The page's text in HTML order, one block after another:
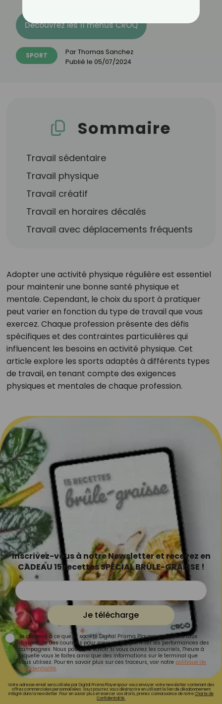
Découvrez les 11 menus CROQ
SPORT ParThomas Sanchez
Publié le 05/07/2024
Sommaire
Travail sédentaire
Travail physique
Travail créatif
Travail en horaires décalés
Travail avec déplacements fréquents
Adopter une activité physique régulière est essentiel
pour maintenir une bonne santé physique et
mentale. Cependant, le choix du sport à pratiquer
peut varier en fonction du type de travail que vous
exercez. Chaque profession présente des défis
spécifiques et des contraintes particulières qui
influencent les besoins en activité physique. Cet
article explore les sports adaptés à différents types
de travail, en tenant compte des exigences
physiques et mentales de chaque profession.
Inscrivez-vous à notre Newsletter et recevez en
CADEAU 15 recettes SPÉCIAL BRÛLE-GRAISSE !
Je télécharge
Je consens à ce que la société Digital Prisma Players analyse le taux
d'ouverture des courriels pour mesurer et optimiser les performances des
campagnes. Nous pourrons savoir si vous ouvrez les courriels, l'heure à
laquelle vous le faites ainsi que des informations sur le terminal que
vous utilisez. Pour en savoir plus sur ces traceurs, voir notre politique de
confidentialité.
Votre adresse email sera utilisée par Digital Prisma Playerspour vous envoyer votre newsletter contenant des
offres commerciales personnalisées. Vous pourrez vous désinscrire en utilisant le lien de désabonnement
intégré dans la newsletter. Pour en savoir plus et exercer vos droits, prenez connaissance de notreCharte de
Confidentialité.